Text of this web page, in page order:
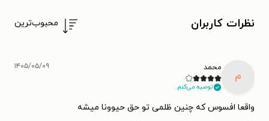
نظرات کاربران محبوب‌ترین
م
محمد
توصیه می‌کنم.
۱۴۰۵/۰۵/۰۹
واقعا افسوس که چنین ظلمی تو حق حیوونا میشه